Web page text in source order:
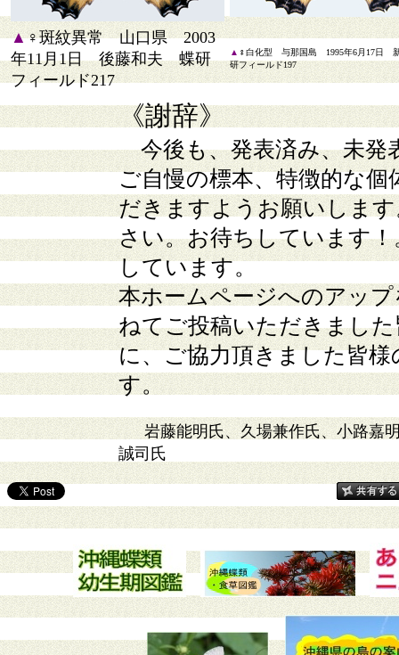
▲♀斑紋異常 山口県 2003
年11月1日 後藤和夫 蝶研
フィールド217
▲ ♀白化型 与那国島 1995年6月17日
研フィールド197
《謝辞》
今後も、発表済み、未発
ご自慢の標本、特徴的な
だきますようお願いしま
さい。お待ちしています
しています。
本ホームページへのアッ
ねてご投稿いただきまし
に、ご協力頂きました皆
す。
岩藤能明氏、久場兼作氏、小路嘉
誠司氏